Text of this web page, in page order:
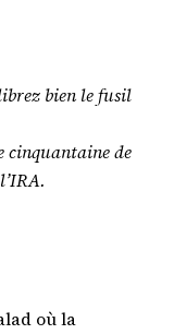
bien le fusil
cinquantaine de
où la